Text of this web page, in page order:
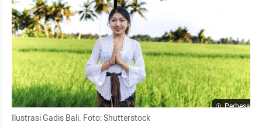
Perbesar
Ilustrasi Gadis Bali. Foto: Shutterstock